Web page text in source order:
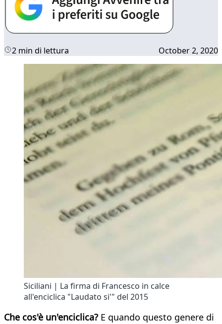
2 min di lettura October 2, 2020
Siciliani | La firma di Francesco in calce
all'enciclica "Laudato si'" del 2015
Che cos'è un'enciclica? E quando questo genere di